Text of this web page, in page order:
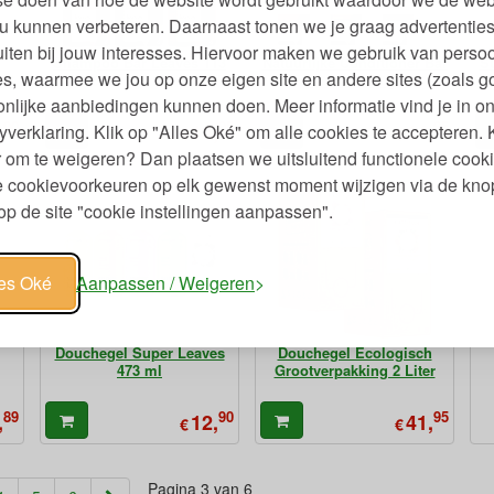
kunnen verbeteren. Daarnaast tonen we je graag
bij jouw interesses. Hiervoor maken we gebruik van
waarmee we jou op onze eigen site en andere sites (zoals
aanbiedingen kunnen doen. Meer informatie vind je in
Klik op "Alles Oké" om alle cookies te accepteren.
om te weigeren? Dan plaatsen we uitsluitend functionele
cookievoorkeuren op elk gewenst moment wijzigen via de
de site "cookie instellingen aanpassen".
Oké Aanpassen / Weigeren
90
Shampoo Bar Leaves 113
gr
€13,95
Natuurlijke Conditioner Bar
Leaves 113 gr
€14,95
89
Douchegel Super Leaves
473 ml
€12,90
Douchegel Ecologisch
Grootverpakking 2 Liter
€41,95
Pagina 3 van 6